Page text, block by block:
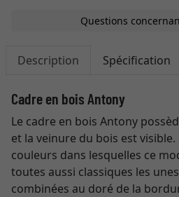
Questions
Description Spécification
Cadre en bois Antony
Le cadre en bois Antony
et la veinure du bois est
couleurs dans lesquelles ce
toutes aussi classiques les
combinées au doré de la